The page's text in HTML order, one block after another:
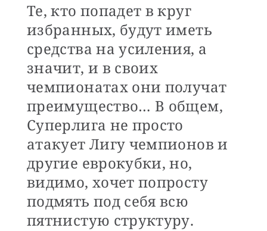
Те, кто попадет в круг
избранных, будут иметь
средства на усиления, а
значит, и в своих
чемпионатах они получат
преимущество… В общем,
Суперлига не просто
атакует Лигу чемпионов и
другие еврокубки, но,
видимо, хочет попросту
подмять под себя всю
пятнистую структуру.